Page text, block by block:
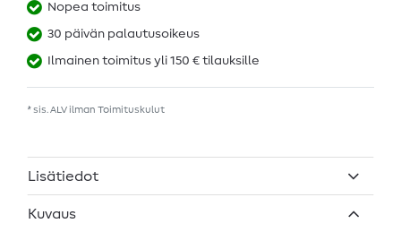
Nopea toimitus
30 päivän palautusoikeus
Ilmainen toimitus yli 150 € tilauksille
* sis. ALV ilman Toimituskulut
Lisätiedot
Kuvaus